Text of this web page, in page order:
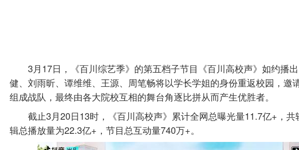
3月17日，《百川综艺季》的第五档子节目《百川高校声》如约播
健、刘雨昕、谭维维、王源、周笔畅将以学长学姐的身份重返校园，邀
组成战队，最终由各大院校互相的舞台角逐比拼从而产生优胜者。
截止3月20日13时，《百川高校声》累计全网总曝光量11.7亿+，
辑总播放量为22.3亿+，节目总互动量740万+。